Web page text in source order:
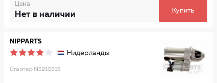
Цена
Нет в наличии Купить
NIPPARTS
Нидерланды
Стартер N5210515